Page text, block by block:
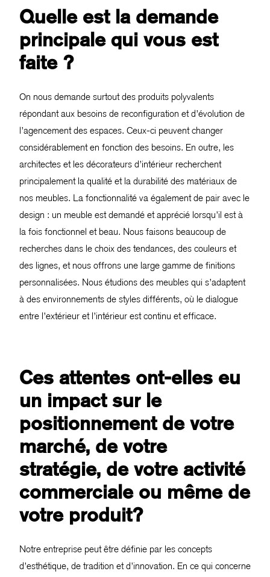
Quelle est la demande
principale qui vous est
faite ?
On nous demande surtout des produits polyvalents
répondant aux besoins de reconfiguration et d’évolution de
l’agencement des espaces. Ceux-ci peuvent changer
considérablement en fonction des besoins. En outre, les
architectes et les décorateurs d’intérieur recherchent
principalement la qualité et la durabilité des matériaux de
nos meubles. La fonctionnalité va également de pair avec le
design : un meuble est demandé et apprécié lorsqu’il est à
la fois fonctionnel et beau. Nous faisons beaucoup de
recherches dans le choix des tendances, des couleurs et
des lignes, et nous offrons une large gamme de finitions
personnalisées. Nous étudions des meubles qui s’adaptent
à des environnements de styles différents, où le dialogue
entre l’extérieur et l’intérieur est continu et efficace.
Ces attentes ont-elles eu
un impact sur le
positionnement de votre
marché, de votre
stratégie, de votre activité
commerciale ou même de
votre produit?
Notre entreprise peut être définie par les concepts
d’esthétique, de tradition et d’innovation. En ce qui concerne